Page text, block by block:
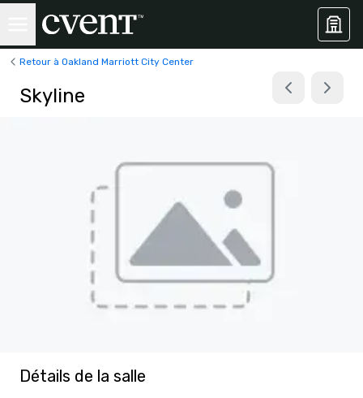
Retour à Oakland Marriott City Center
Skyline
Détails de la salle